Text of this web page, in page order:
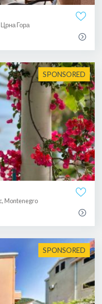
Гора
SPONSORED
Montenegro
SPONSORED